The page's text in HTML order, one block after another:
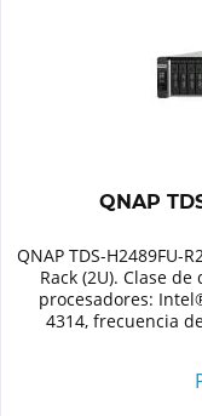
QNAP
QNAP TDS-H2489FU-
Rack (2U). Clase
procesadores:
4314, frecuencia